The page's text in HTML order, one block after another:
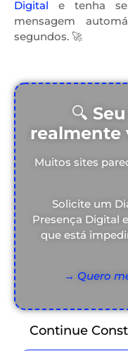
Digital e tenha
mensagem
segundos. 🚀
🔍
realmente
Muitos sites
Solicite um
Presença Digital
que está
→ Quero
Continue